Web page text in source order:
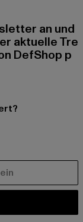
an und
aktuelle Tre
DefShop p